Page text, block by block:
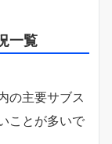
一覧
の主要サブス
ことが多いで